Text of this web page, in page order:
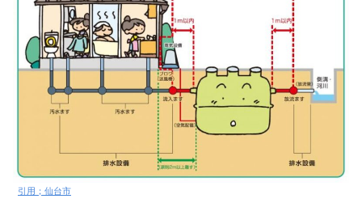
引用；仙台市